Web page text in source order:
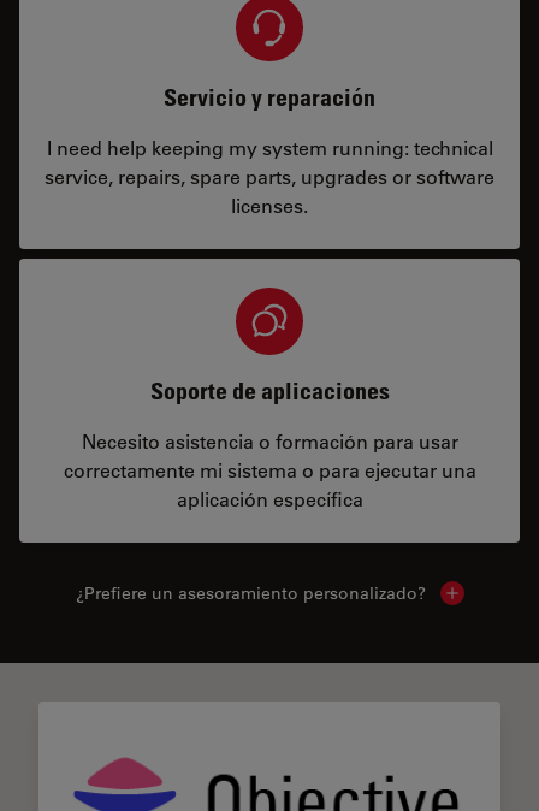
Servicio y reparación
I need help keeping my system running: technical
service, repairs, spare parts, upgrades or software
licenses.
Soporte de aplicaciones
Necesito asistencia o formación para usar
correctamente mi sistema o para ejecutar una
aplicación específica
¿Prefiere un asesoramiento personalizado? Show local